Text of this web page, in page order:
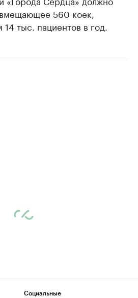
вмещающее 560 коек,
тыс. пациентов в год.
Социальные